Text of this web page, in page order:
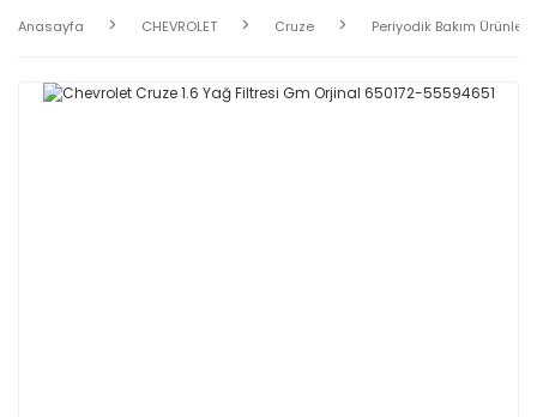
Anasayfa CHEVROLET Cruze Periyodik Bakım Ürünleri